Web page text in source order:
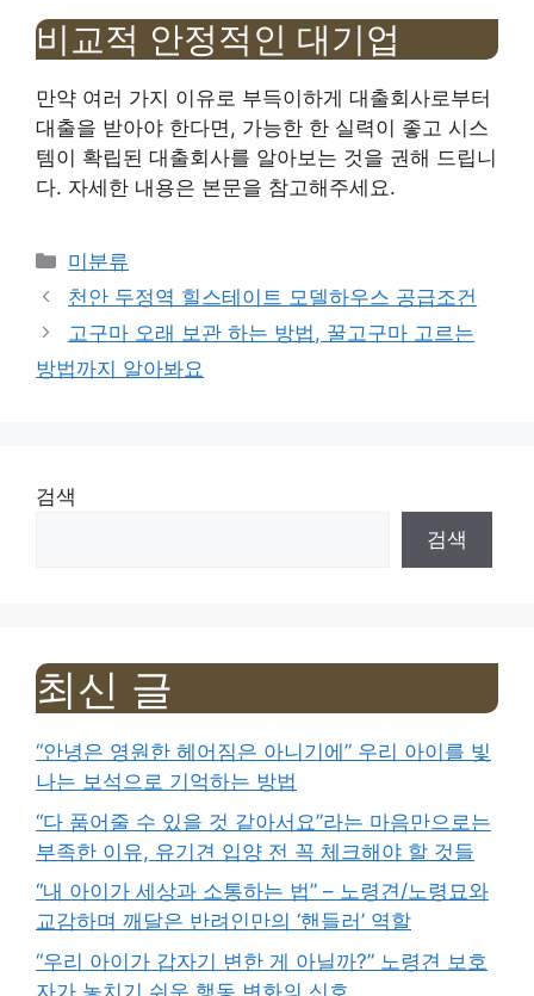
비교적 안정적인 대기업
만약 여러 가지 이유로 부득이하게 대출회사로부터
대출을 받아야 한다면, 가능한 한 실력이 좋고 시스
템이 확립된 대출회사를 알아보는 것을 권해 드립니
다. 자세한 내용은 본문을 참고해주세요.
Categories
미분류
천안 두정역 힐스테이트 모델하우스 공급조건
고구마 오래 보관 하는 방법, 꿀고구마 고르는
방법까지 알아봐요
검색
검색
최신 글
“안녕은 영원한 헤어짐은 아니기에” 우리 아이를 빛
나는 보석으로 기억하는 방법
“다 품어줄 수 있을 것 같아서요”라는 마음만으로는
부족한 이유, 유기견 입양 전 꼭 체크해야 할 것들
“내 아이가 세상과 소통하는 법” – 노령견/노령묘와
교감하며 깨달은 반려인만의 ‘핸들러’ 역할
“우리 아이가 갑자기 변한 게 아닐까?” 노령견 보호
자가 놓치기 쉬운 행동 변화의 신호